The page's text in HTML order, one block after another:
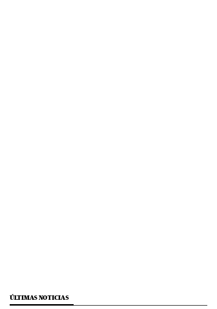
ÚLTIMAS NOTICIAS